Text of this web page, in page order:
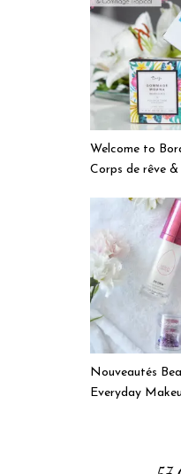
Welcome to
Corps de rêve &
Nouveautés
Everyday